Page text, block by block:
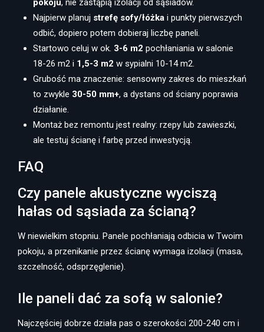
Najpierw planuj strefę sofy/łóżka i punkty pierwszych
odbić, dopiero potem dobieraj liczbę paneli.
Startowo celuj w ok. 3-6 m2 pochłaniania w salonie
18-26 m2 i 1,5-3 m2 w sypialni 10-14 m2.
Grubość ma znaczenie: sensowny zakres do mieszkań
to zwykle 30-50 mm+, a dystans od ściany poprawia
działanie.
Montaż bez remontu jest realny: rzepy lub zawieszki,
ale testuj ścianę i farbę przed inwestycją.
FAQ
Czy panele akustyczne wyciszą
hałas od sąsiada za ścianą?
W niewielkim stopniu. Panele pochłaniają odbicia w Twoim
pokoju, a przenikanie przez ścianę wymaga izolacji (masa,
szczelność, odsprzęglenie).
Ile paneli dać za sofą w salonie?
Najczęściej dobrze działa pas o szerokości 200-240 cm i